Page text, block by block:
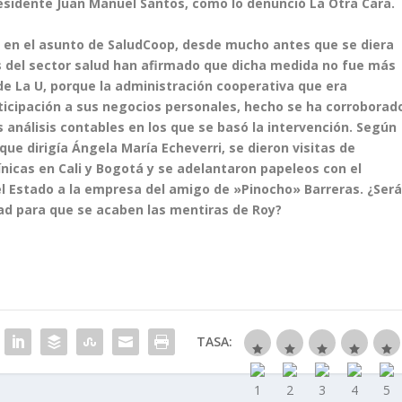
Juan Manuel Santos, como lo denunció La Otra Cara.
el asunto de SaludCoop, desde mucho antes que se diera
sector salud han afirmado que dicha medida no fue más
La U, porque la administración cooperativa que era
a sus negocios personales, hecho se ha
contables en los que se basó la intervención. Según
dirigía Ángela María Echeverri, se dieron visitas de
en Cali y Bogotá y se adelantaron papeleos con el
a la empresa del amigo de »Pinocho» Barreras. ¿Será
para que se acaben las mentiras de Roy?
TASA: